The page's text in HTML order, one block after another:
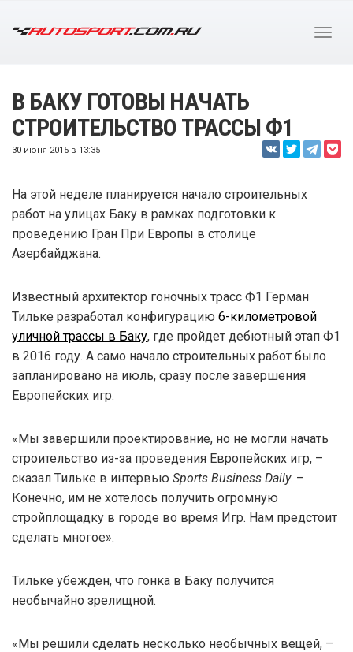
В БАКУ ГОТОВЫ НАЧАТЬ
СТРОИТЕЛЬСТВО ТРАССЫ Ф1
30 июня 2015 в 13:35
На этой неделе планируется начало строительных
работ на улицах Баку в рамках подготовки к
проведению Гран При Европы в столице
Азербайджана.
Известный архитектор гоночных трасс Ф1 Герман
Тильке разработал конфигурацию 6-километровой
уличной трассы в Баку, где пройдет дебютный этап Ф1
в 2016 году. А само начало строительных работ было
запланировано на июль, сразу после завершения
Европейских игр.
«Мы завершили проектирование, но не могли начать
строительство из-за проведения Европейских игр, –
сказал Тильке в интервью Sports Business Daily. –
Конечно, им не хотелось получить огромную
стройплощадку в городе во время Игр. Нам предстоит
сделать многое».
Тильке убежден, что гонка в Баку получится
необычайно зрелищной.
«Мы решили сделать несколько необычных вещей, –